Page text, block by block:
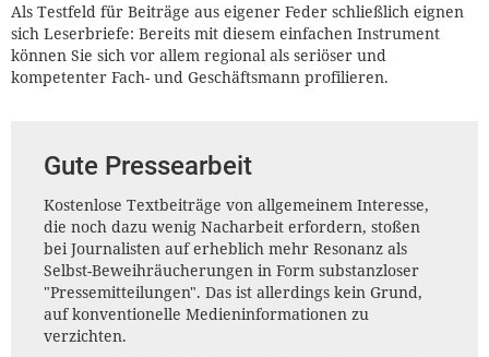
Als Testfeld für Beiträge aus eigener Feder schließlich eignen
sich Leserbriefe: Bereits mit diesem einfachen Instrument
können Sie sich vor allem regional als seriöser und
kompetenter Fach- und Geschäftsmann profilieren.
Gute Pressearbeit
Kostenlose Textbeiträge von allgemeinem Interesse,
die noch dazu wenig Nacharbeit erfordern, stoßen
bei Journalisten auf erheblich mehr Resonanz als
Selbst-Beweihräucherungen in Form substanzloser
"Pressemitteilungen". Das ist allerdings kein Grund,
auf konventionelle Medieninformationen zu
verzichten.